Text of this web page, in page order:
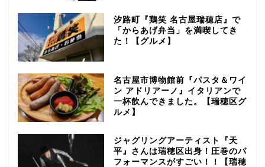
汐路町『鶏笑 名古屋瑞穂店』で
「からあげ弁当」を満喫してき
た！【グルメ】
名古屋市博物館前『パスタ＆ワイ
ン アドリアーノ』イタリアンで
一杯飲んできました。【瑞穂区グ
ルメ】
ジャグリングアーティスト『天
平』さんは瑞穂区出身！圧巻のパ
フォーマンスがすごい！！【瑞穂